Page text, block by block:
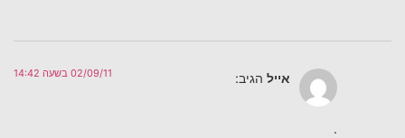
אייל הגיב: 02/09/11 בשעה 14:42
.